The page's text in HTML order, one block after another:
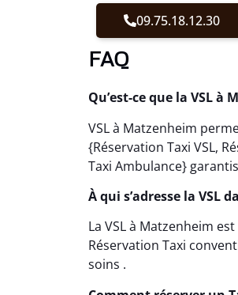
09.75.18.12.30
FAQ
Qu’est-ce que la VSL à
VSL à Matzenheim
{Réservation Taxi VSL,
Taxi Ambulance}
À qui s’adresse la VSL
La VSL à Matzenheim
Réservation Taxi
soins .